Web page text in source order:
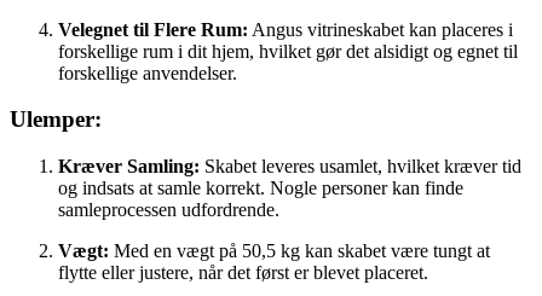
Velegnet til Flere Rum: Angus vitrineskabet kan placeres i
forskellige rum i dit hjem, hvilket gør det alsidigt og egnet til
forskellige anvendelser.
Ulemper:
Kræver Samling: Skabet leveres usamlet, hvilket kræver tid
og indsats at samle korrekt. Nogle personer kan finde
samleprocessen udfordrende.
Vægt: Med en vægt på 50,5 kg kan skabet være tungt at
flytte eller justere, når det først er blevet placeret.